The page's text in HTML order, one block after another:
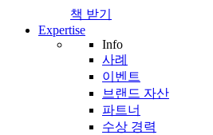
책 받기
Expertise
Info
사례
이벤트
브랜드 자산
파트너
수상 경력